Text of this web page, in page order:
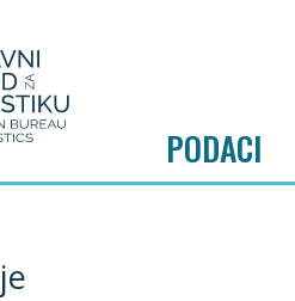
PODACI